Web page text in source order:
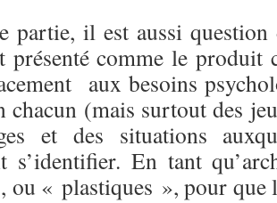
partie, il est aussi
présenté comme le
aux besoins
chacun (mais surtout des
et des situations
s’identifier. En tant
ou « plastiques », pour que